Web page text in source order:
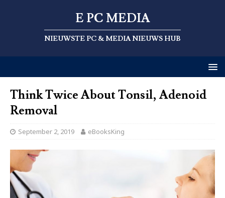
E PC MEDIA
NIEUWSTE PC & MEDIA NIEUWS HUB
Think Twice About Tonsil, Adenoid
Removal
September 2, 2019 eBooksKing